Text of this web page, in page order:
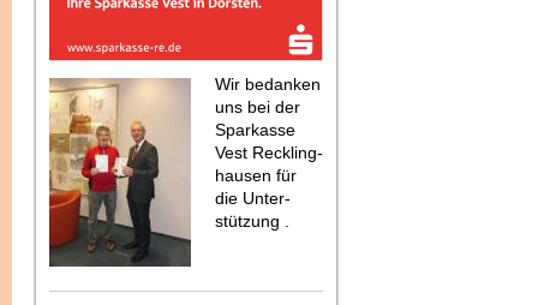
Wir bedanken
uns bei der
Sparkasse
Vest Reckling-
hausen für
die Unter-
stützung .